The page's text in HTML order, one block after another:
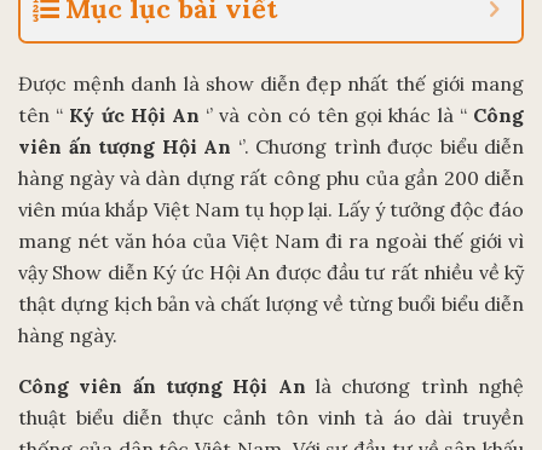
Mục lục bài viết
Được mệnh danh là show diễn đẹp nhất thế giới mang
tên “ Ký ức Hội An ‘’ và còn có tên gọi khác là “ Công
viên ấn tượng Hội An ‘’. Chương trình được biểu diễn
hàng ngày và dàn dựng rất công phu của gần 200 diễn
viên múa khắp Việt Nam tụ họp lại. Lấy ý tưởng độc đáo
mang nét văn hóa của Việt Nam đi ra ngoài thế giới vì
vậy Show diễn Ký ức Hội An được đầu tư rất nhiều về kỹ
thật dựng kịch bản và chất lượng về từng buổi biểu diễn
hàng ngày.
Công viên ấn tượng Hội An là chương trình nghệ
thuật biểu diễn thực cảnh tôn vinh tà áo dài truyền